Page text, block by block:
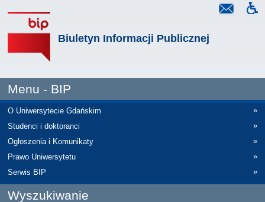
Biuletyn Informacji Publicznej
Menu - BIP
O Uniwersytecie Gdańskim
»
Studenci i doktoranci
»
Ogłoszenia i Komunikaty
»
Prawo Uniwersytetu
»
Serwis BIP
»
Wyszukiwanie